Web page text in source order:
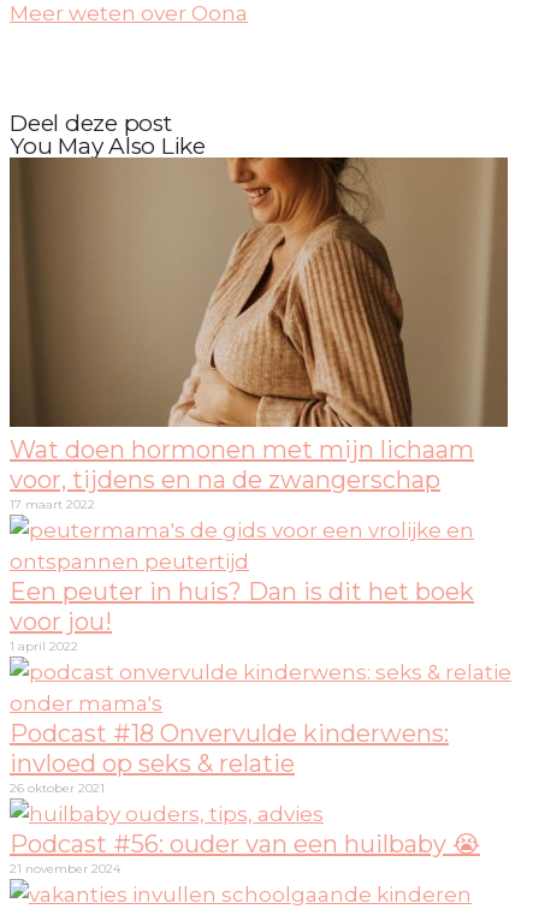
Meer weten over Oona
Deel deze post
You May Also Like
Wat doen hormonen met mijn lichaam
voor, tijdens en na de zwangerschap
17 maart 2022
Een peuter in huis? Dan is dit het boek
voor jou!
1 april 2022
Podcast #18 Onvervulde kinderwens:
invloed op seks & relatie
26 oktober 2021
Podcast #56: ouder van een huilbaby 😭
21 november 2024